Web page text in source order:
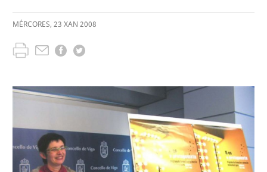
MÉRCORES, 23 XAN 2008